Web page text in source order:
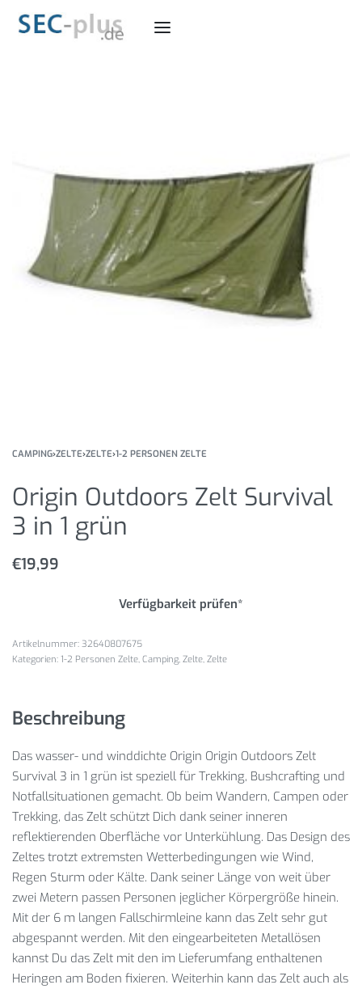
CAMPING›ZELTE›ZELTE›1-2 PERSONEN ZELTE
Origin Outdoors Zelt Survival
3 in 1 grün
€19,99
Verfügbarkeit prüfen*
32640807675
Kategorien: 1-2 Personen Zelte, Camping, Zelte, Zelte
Beschreibung
Das wasser- und winddichte Origin Origin Outdoors Zelt
Survival 3 in 1 grün ist speziell für Trekking, Bushcrafting und
Notfallsituationen gemacht. Ob beim Wandern, Campen oder
Trekking, das Zelt schützt Dich dank seiner inneren
reflektierenden Oberfläche vor Unterkühlung. Das Design des
Zeltes trotzt extremsten Wetterbedingungen wie Wind,
Regen Sturm oder Kälte. Dank seiner Länge von weit über
zwei Metern passen Personen jeglicher Körpergröße hinein.
Mit der 6 m langen Fallschirmleine kann das Zelt sehr gut
abgespannt werden. Mit den eingearbeiteten Metallösen
kannst Du das Zelt mit den im Lieferumfang enthaltenen
Heringen am Boden fixieren. Weiterhin kann das Zelt auch als